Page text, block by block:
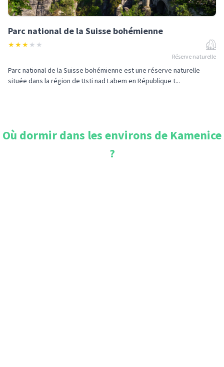
Parc national de la Suisse bohémienne
★★★ ★ ★
Réserve naturelle
Parc national de la Suisse bohémienne est une réserve naturelle
située dans la région de Usti nad Labem en République t...
Où dormir dans les environs de Kamenice
?